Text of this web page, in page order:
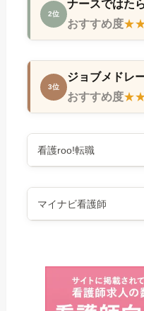
2位
ナースではた
おすすめ度
3位
ジョブメドレ
おすすめ度
看護roo!転職
マイナビ看護師